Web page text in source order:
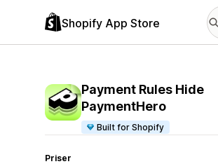
Shopify App Store
Payment Rules Hide
PaymentHero
Built for Shopify
Priser